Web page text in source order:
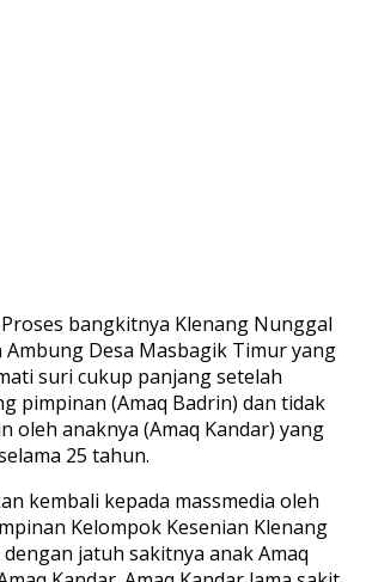
Proses bangkitnya Klenang Nunggal
Desa Masbagik Timur yang
suri cukup panjang setelah
pimpinan (Amaq Badrin) dan tidak
oleh anaknya (Amaq Kandar) yang
25 tahun.
kembali kepada massmedia oleh
Kelompok Kesenian Klenang
jatuh sakitnya anak Amaq